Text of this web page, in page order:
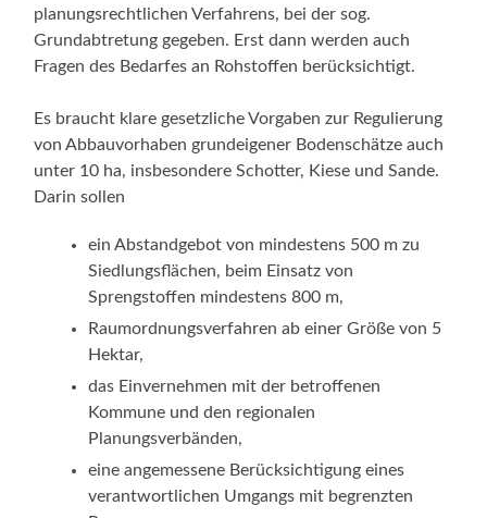
planungsrechtlichen Verfahrens, bei der sog.
Grundabtretung gegeben. Erst dann werden auch
Fragen des Bedarfes an Rohstoffen berücksichtigt.
Es braucht klare gesetzliche Vorgaben zur Regulierung
von Abbauvorhaben grundeigener Bodenschätze auch
unter 10 ha, insbesondere Schotter, Kiese und Sande.
Darin sollen
ein Abstandgebot von mindestens 500 m zu
Siedlungsflächen, beim Einsatz von
Sprengstoffen mindestens 800 m,
Raumordnungsverfahren ab einer Größe von 5
Hektar,
das Einvernehmen mit der betroffenen
Kommune und den regionalen
Planungsverbänden,
eine angemessene Berücksichtigung eines
verantwortlichen Umgangs mit begrenzten